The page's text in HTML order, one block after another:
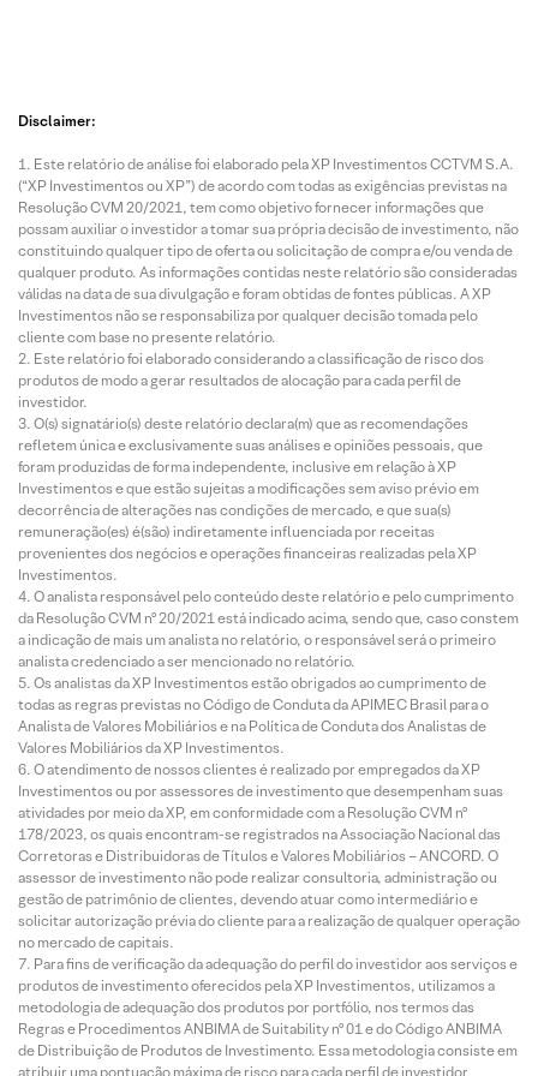
Disclaimer:
Este relatório de análise foi elaborado pela XP Investimentos CCTVM S.A.
(“XP Investimentos ou XP”) de acordo com todas as exigências previstas na
Resolução CVM 20/2021, tem como objetivo fornecer informações que
possam auxiliar o investidor a tomar sua própria decisão de investimento, não
constituindo qualquer tipo de oferta ou solicitação de compra e/ou venda de
qualquer produto. As informações contidas neste relatório são consideradas
válidas na data de sua divulgação e foram obtidas de fontes públicas. A XP
Investimentos não se responsabiliza por qualquer decisão tomada pelo
cliente com base no presente relatório.
Este relatório foi elaborado considerando a classificação de risco dos
produtos de modo a gerar resultados de alocação para cada perfil de
investidor.
O(s) signatário(s) deste relatório declara(m) que as recomendações
refletem única e exclusivamente suas análises e opiniões pessoais, que
foram produzidas de forma independente, inclusive em relação à XP
Investimentos e que estão sujeitas a modificações sem aviso prévio em
decorrência de alterações nas condições de mercado, e que sua(s)
remuneração(es) é(são) indiretamente influenciada por receitas
provenientes dos negócios e operações financeiras realizadas pela XP
Investimentos.
O analista responsável pelo conteúdo deste relatório e pelo cumprimento
da Resolução CVM nº 20/2021 está indicado acima, sendo que, caso constem
a indicação de mais um analista no relatório, o responsável será o primeiro
analista credenciado a ser mencionado no relatório.
Os analistas da XP Investimentos estão obrigados ao cumprimento de
todas as regras previstas no Código de Conduta da APIMEC Brasil para o
Analista de Valores Mobiliários e na Política de Conduta dos Analistas de
Valores Mobiliários da XP Investimentos.
O atendimento de nossos clientes é realizado por empregados da XP
Investimentos ou por assessores de investimento que desempenham suas
atividades por meio da XP, em conformidade com a Resolução CVM nº
178/2023, os quais encontram-se registrados na Associação Nacional das
Corretoras e Distribuidoras de Títulos e Valores Mobiliários – ANCORD. O
assessor de investimento não pode realizar consultoria, administração ou
gestão de patrimônio de clientes, devendo atuar como intermediário e
solicitar autorização prévia do cliente para a realização de qualquer operação
no mercado de capitais.
Para fins de verificação da adequação do perfil do investidor aos serviços e
produtos de investimento oferecidos pela XP Investimentos, utilizamos a
metodologia de adequação dos produtos por portfólio, nos termos das
Regras e Procedimentos ANBIMA de Suitability nº 01 e do Código ANBIMA
de Distribuição de Produtos de Investimento. Essa metodologia consiste em
atribuir uma pontuação máxima de risco para cada perfil de investidor